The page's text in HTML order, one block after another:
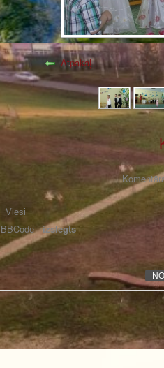
Atpakaļ
BBCode -izslēgts